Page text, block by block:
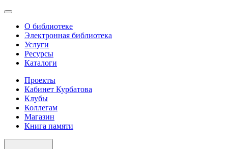
О библиотеке
Электронная библиотека
Услуги
Ресурсы
Каталоги
Проекты
Кабинет Курбатова
Клубы
Коллегам
Магазин
Книга памяти